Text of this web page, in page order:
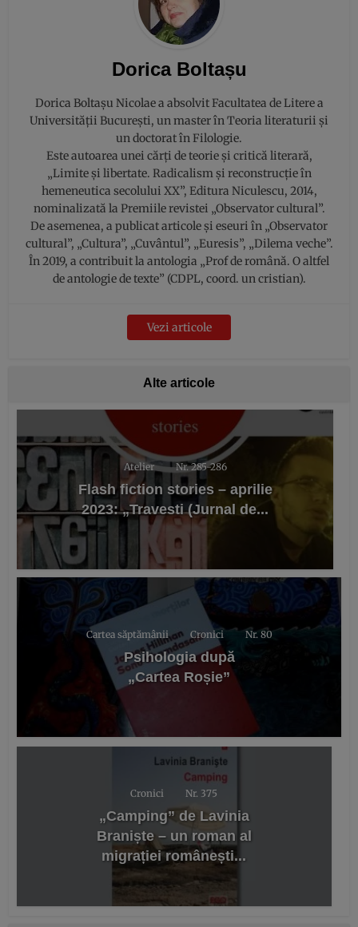
Dorica Boltașu
Dorica Boltașu Nicolae a absolvit Facultatea de Litere a
Universității București, un master în Teoria literaturii și
un doctorat în Filologie.
Este autoarea unei cărți de teorie și critică literară,
„Limite și libertate. Radicalism și reconstrucție în
hemeneutica secolului XX”, Editura Niculescu, 2014,
nominalizată la Premiile revistei „Observator cultural”.
De asemenea, a publicat articole și eseuri în „Observator
cultural”, „Cultura”, „Cuvântul”, „Euresis”, „Dilema veche”.
În 2019, a contribuit la antologia „Prof de română. O altfel
de antologie de texte” (CDPL, coord. un cristian).
Vezi articole
Alte articole
Atelier Nr. 285-286
Flash fiction stories – aprilie
2023: „Travesti (Jurnal de...
Cartea săptămânii Cronici Nr. 80
Psihologia după
„Cartea Roșie”
Cronici Nr. 375
„Camping” de Lavinia
Braniște – un roman al
migrației românești...